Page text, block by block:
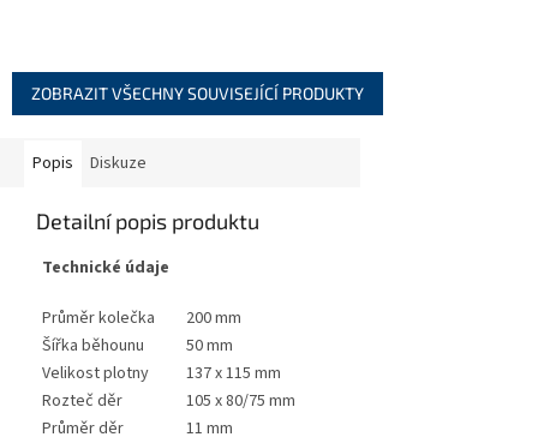
ZOBRAZIT VŠECHNY SOUVISEJÍCÍ PRODUKTY
Popis Diskuze
Detailní popis produktu
Technické údaje
Průměr kolečka
200 mm
Šířka běhounu
50 mm
Velikost plotny
137 x 115 mm
Rozteč děr
105 x 80/75 mm
Průměr děr
11 mm